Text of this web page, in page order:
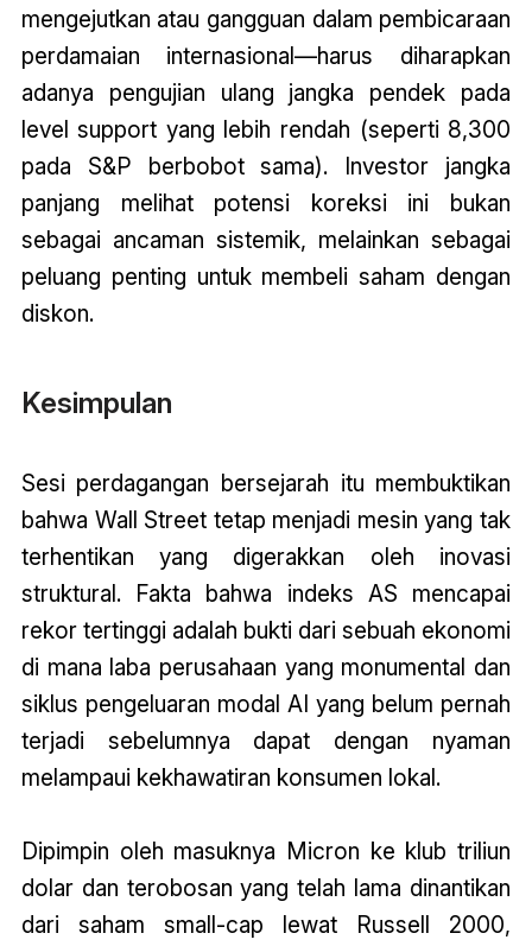
mengejutkan atau gangguan dalam pembicaraan
perdamaian internasional—harus diharapkan
adanya pengujian ulang jangka pendek pada
level support yang lebih rendah (seperti 8,300
pada S&P berbobot sama). Investor jangka
panjang melihat potensi koreksi ini bukan
sebagai ancaman sistemik, melainkan sebagai
peluang penting untuk membeli saham dengan
diskon.
Kesimpulan
Sesi perdagangan bersejarah itu membuktikan
bahwa Wall Street tetap menjadi mesin yang tak
terhentikan yang digerakkan oleh inovasi
struktural. Fakta bahwa indeks AS mencapai
rekor tertinggi adalah bukti dari sebuah ekonomi
di mana laba perusahaan yang monumental dan
siklus pengeluaran modal AI yang belum pernah
terjadi sebelumnya dapat dengan nyaman
melampaui kekhawatiran konsumen lokal.
Dipimpin oleh masuknya Micron ke klub triliun
dolar dan terobosan yang telah lama dinantikan
dari saham small-cap lewat Russell 2000,